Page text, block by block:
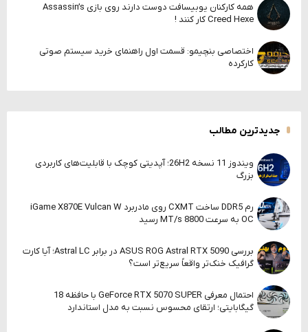
همه کارکنان یوبیسافت دوست دارند روی بازی Assassin’s
Creed Hexe کار کنند !
اختصاصی بنچیمو: قسمت اول راهنمای خرید سیستم صوتی
کارکرده
جدیدترین مطالب
ویندوز 11 نسخه 26H2؛ آپدیتی کوچک با قابلیت‌های کاربردی
بزرگ
رم DDR5 ساخت CXMT روی مادربرد iGame X870E Vulcan W
OC به سرعت 8800 MT/s رسید
بررسی ASUS ROG Astral RTX 5090 در برابر Astral LC؛ آیا کارت
گرافیک خنک‌تر واقعاً سریع‌تر است؟
احتمال معرفی GeForce RTX 5070 SUPER با حافظه 18
گیگابایتی؛ ارتقای محسوس نسبت به مدل استاندارد